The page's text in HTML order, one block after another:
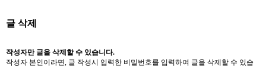
글 삭제
작성자만 글을 삭제할 수 있습니다.
작성자 본인이라면, 글 작성시 입력한 비밀번호를 입력하여 글을 삭제할 수 있습